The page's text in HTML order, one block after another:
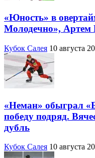
«Юность» в
Молодечно», Артем
Кубок Салея 10 августа
«Неман» обыграл
победу подряд.
дубль
Кубок Салея 10 августа